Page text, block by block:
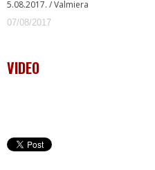
5.08.2017. / Valmiera
07/08/2017
VIDEO